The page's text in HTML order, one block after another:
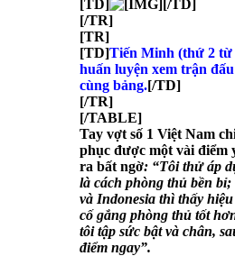
[TD]
[/TD]
[/TR]
[TR]
[TD]Tiến Minh (thứ 2 từ
huấn luyện xem trận
cùng bảng.[/TD]
[/TR]
[/TABLE]
Tay vợt số 1 Việt Nam
phục được một vài điểm
ra bất ngờ: “Tôi thử áp
là cách phòng thủ bền
và Indonesia thì thấy
cố gắng phòng thủ tốt
tôi tập sức bật và chân,
điểm ngay”.